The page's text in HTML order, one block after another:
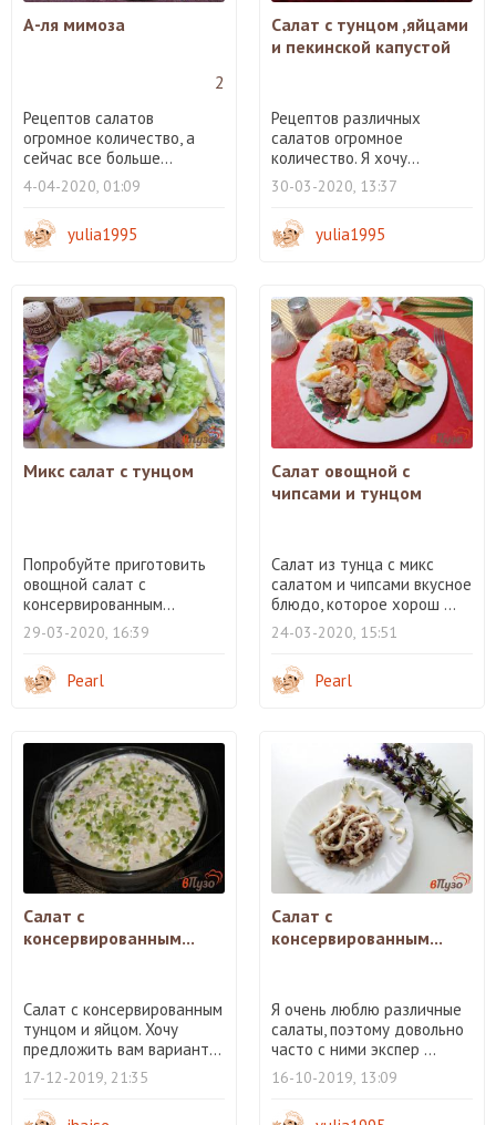
А-ля мимоза
2
Рецептов салатов
огромное количество, а
сейчас все больше...
4-04-2020, 01:09
yulia1995
Салат с тунцом ,яйцами
и пекинской капустой
Рецептов различных
салатов огромное
количество. Я хочу...
30-03-2020, 13:37
yulia1995
Микс салат с тунцом
Попробуйте приготовить
овощной салат с
консервированным...
29-03-2020, 16:39
Pearl
Салат овощной с
чипсами и тунцом
Салат из тунца с микс
салатом и чипсами вкусное
блюдо, которое хорош ...
24-03-2020, 15:51
Pearl
Салат с
консервированным...
Салат с консервированным
тунцом и яйцом. Хочу
предложить вам вариант...
17-12-2019, 21:35
Салат с
консервированным...
Я очень люблю различные
салаты, поэтому довольно
часто с ними экспер ...
16-10-2019, 13:09